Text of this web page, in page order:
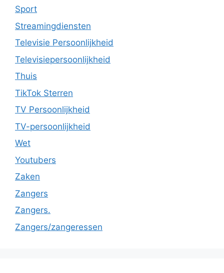
Sport
Streamingdiensten
Televisie Persoonlijkheid
Televisiepersoonlijkheid
Thuis
TikTok Sterren
TV Persoonlijkheid
TV-persoonlijkheid
Wet
Youtubers
Zaken
Zangers
Zangers.
Zangers/zangeressen